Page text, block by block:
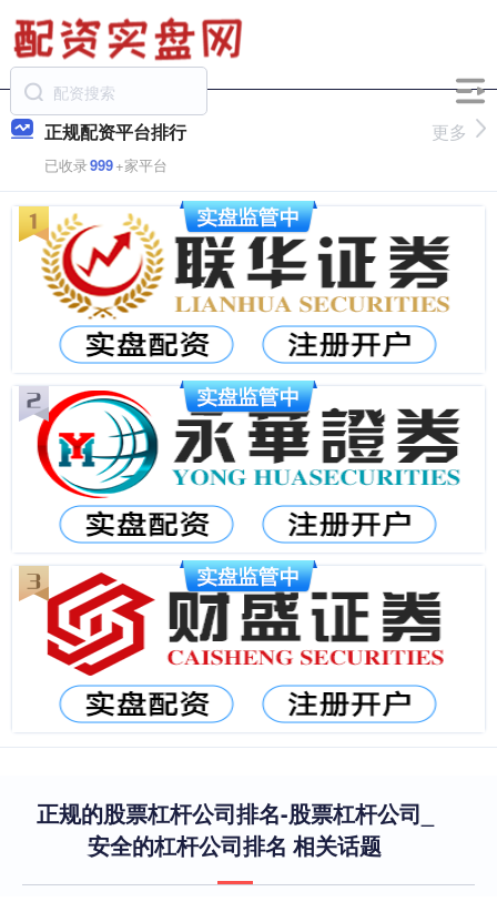
正规配资平台排行
已收录999+家平台
更多
正规的股票杠杆公司排名-股票杠杆公司_
安全的杠杆公司排名 相关话题